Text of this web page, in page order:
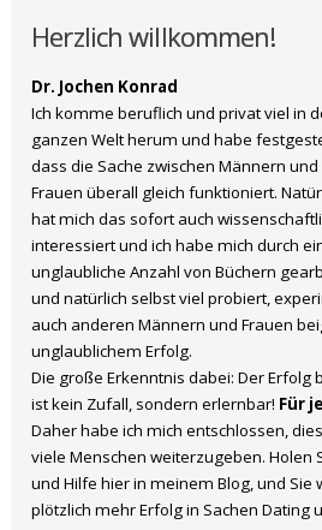
Herzlich willkommen!
Dr. Jochen Konrad
Ich komme beruflich und privat viel in
ganzen Welt herum und habe
dass die Sache zwischen Männern und
Frauen überall gleich funktioniert.
hat mich das sofort auch
interessiert und ich habe mich durch
unglaubliche Anzahl von Büchern
und natürlich selbst viel probiert,
auch anderen Männern und Frauen
unglaublichem Erfolg.
Die große Erkenntnis dabei: Der Erfolg
ist kein Zufall, sondern erlernbar! Für
Daher habe ich mich entschlossen,
viele Menschen weiterzugeben. Holen
und Hilfe hier in meinem Blog, und Sie
plötzlich mehr Erfolg in Sachen Dating